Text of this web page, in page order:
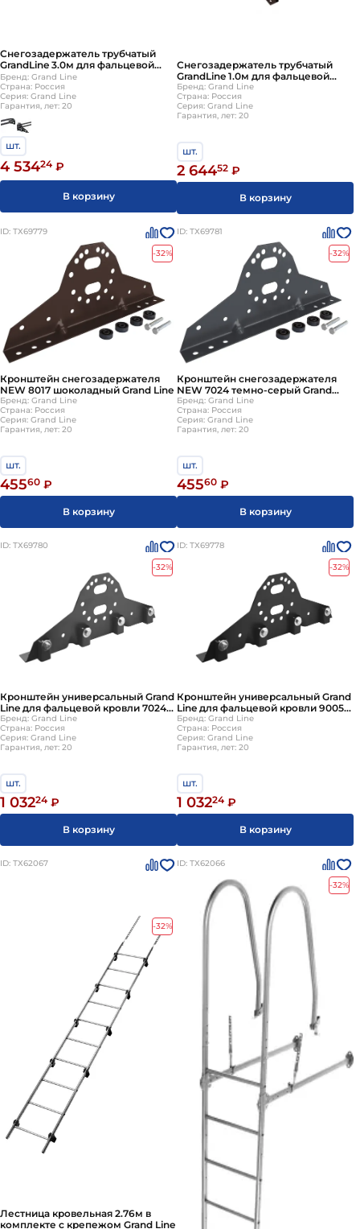
Снегозадержатель трубчатый
GrandLine 3.0м для фальцевой
кровли
Бренд: Grand Line
Страна: Россия
Серия: Grand Line
Гарантия, лет: 20
шт.
4 53424 ₽
В корзину
Снегозадержатель трубчатый
GrandLine 1.0м для фальцевой
кровли
Бренд: Grand Line
Страна: Россия
Серия: Grand Line
Гарантия, лет: 20
шт.
2 64452 ₽
В корзину
ID: ТХ69779
-32%
Кронштейн снегозадержателя
NEW 8017 шоколадный Grand Line
Бренд: Grand Line
Страна: Россия
Серия: Grand Line
Гарантия, лет: 20
шт.
45560 ₽
В корзину
ID: ТХ69781
-32%
Кронштейн снегозадержателя
NEW 7024 темно-серый Grand
Line
Бренд: Grand Line
Страна: Россия
Серия: Grand Line
Гарантия, лет: 20
шт.
45560 ₽
В корзину
ID: ТХ69780
-32%
Кронштейн универсальный Grand
Line для фальцевой кровли 7024
темно-серый Grand Line
Бренд: Grand Line
Страна: Россия
Серия: Grand Line
Гарантия, лет: 20
шт.
1 03224 ₽
В корзину
ID: ТХ69778
-32%
Кронштейн универсальный Grand
Line для фальцевой кровли 9005
черный Grand Line
Бренд: Grand Line
Страна: Россия
Серия: Grand Line
Гарантия, лет: 20
шт.
1 03224 ₽
В корзину
ID: ТХ62067
-32%
Лестница кровельная 2.76м в
комплекте с крепежом Grand Line
ID: ТХ62066
-32%